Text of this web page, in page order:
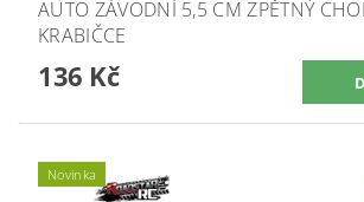
AUTO ZÁVODNÍ 5,5 CM ZPĚTNÝ
KRABIČCE
136 Kč
Novinka